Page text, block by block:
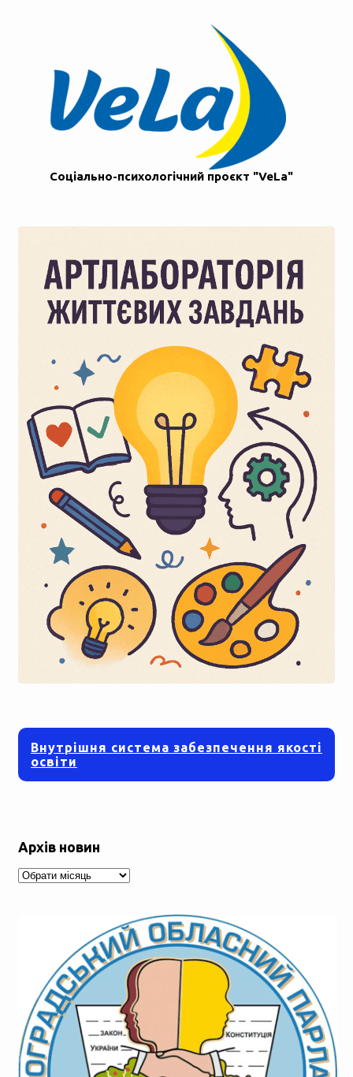
Соціально-психологічний проєкт "VeLa"
Внутрішня система забезпечення якості
освіти
Архів новин
Архів
новин